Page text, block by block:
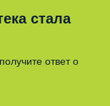
стала
ответ о